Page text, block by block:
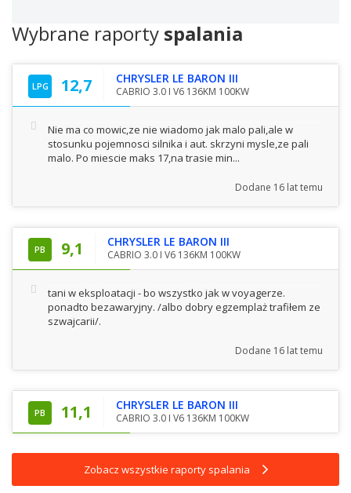
Wybrane raporty spalania
LPG 12,7 CHRYSLER LE BARON III
CABRIO 3.0 I V6 136KM 100KW
Nie ma co mowic,ze nie wiadomo jak malo pali,ale w
stosunku pojemnosci silnika i aut. skrzyni mysle,ze pali
malo. Po miescie maks 17,na trasie min...
Dodane 16 lat temu
PB 9,1 CHRYSLER LE BARON III
CABRIO 3.0 I V6 136KM 100KW
tani w eksploatacji - bo wszystko jak w voyagerze.
ponadto bezawaryjny. /albo dobry egzemplaż trafiłem ze
szwajcarii/.
Dodane 16 lat temu
PB 11,1 CHRYSLER LE BARON III
CABRIO 3.0 I V6 136KM 100KW
Zobacz wszystkie raporty spalania